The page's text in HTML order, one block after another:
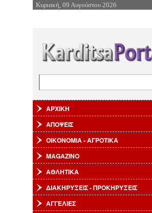
Επιστροφή στην Πλοήγηση
Κυριακή, 09 Αυγούστου 2026
ΑΡΧΙΚΗ
ΑΠΟΨΕΙΣ
ΟΙΚΟΝΟΜΙΑ - ΑΓΡΟΤΙΚΑ
MAGAZINO
ΑΘΛΗΤΙΚΑ
ΔΙΑΚΗΡΥΞΕΙΣ - ΠΡΟΚΗΡΥΞΕΙΣ
ΑΓΓΕΛΙΕΣ